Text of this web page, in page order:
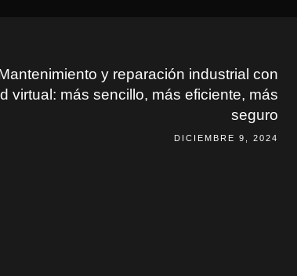
y reparación industrial con
virtual: más sencillo, más eficiente, más
seguro
DICIEMBRE 9, 2024